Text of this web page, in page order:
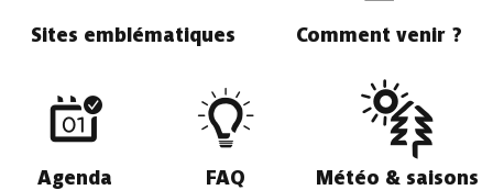
Sites emblématiques Comment venir ?
Agenda FAQ Météo & saisons